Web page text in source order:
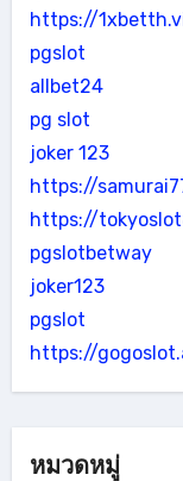
https://
pgslot
allbet24
pg slot
joker 123
https://
https://
pgslotbetway
joker123
pgslot
https://
หมวดหมู่